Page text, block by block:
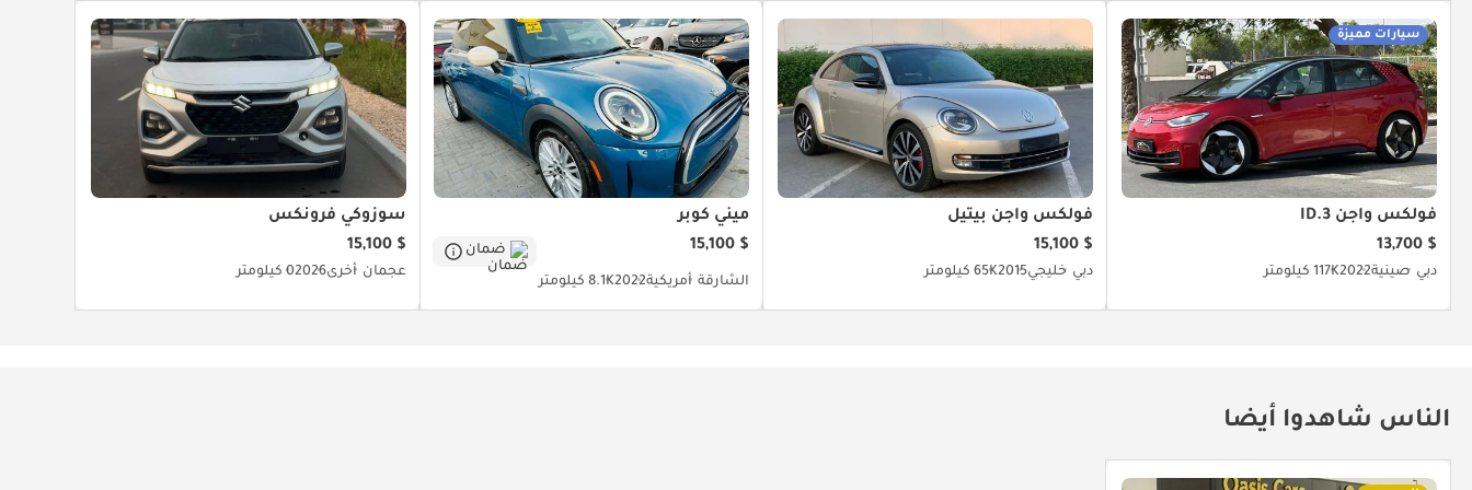
سيارات مميزة
فولكس واجن ID.3
$ 13,700
دبي صينية2022117K كيلومتر
فولكس واجن بيتيل
$ 15,100
دبي خليجي201565K كيلومتر
ميني كوبر
$ 15,100
ضمان
الشارقة أمريكية20228.1K كيلومتر
سوزوكي فرونكس
$ 15,100
عجمان أخرى20260 كيلومتر
الناس شاهدوا أيضا